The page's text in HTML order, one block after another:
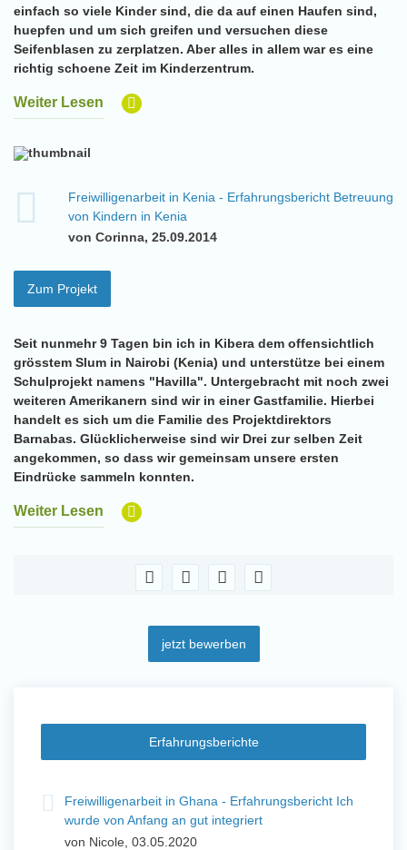
einfach so viele Kinder sind, die da auf einen Haufen sind,
huepfen und um sich greifen und versuchen diese
Seifenblasen zu zerplatzen. Aber alles in allem war es eine
richtig schoene Zeit im Kinderzentrum.
Weiter Lesen
Freiwilligenarbeit in Kenia - Erfahrungsbericht Betreuung
von Kindern in Kenia
von Corinna, 25.09.2014
Zum Projekt
Seit nunmehr 9 Tagen bin ich in Kibera dem offensichtlich
grösstem Slum in Nairobi (Kenia) und unterstütze bei einem
Schulprojekt namens "Havilla". Untergebracht mit noch zwei
weiteren Amerikanern sind wir in einer Gastfamilie. Hierbei
handelt es sich um die Familie des Projektdirektors
Barnabas. Glücklicherweise sind wir Drei zur selben Zeit
angekommen, so dass wir gemeinsam unsere ersten
Eindrücke sammeln konnten.
Weiter Lesen
jetzt bewerben
Erfahrungsberichte
Freiwilligenarbeit in Ghana - Erfahrungsbericht Ich
wurde von Anfang an gut integriert
von Nicole, 03.05.2020